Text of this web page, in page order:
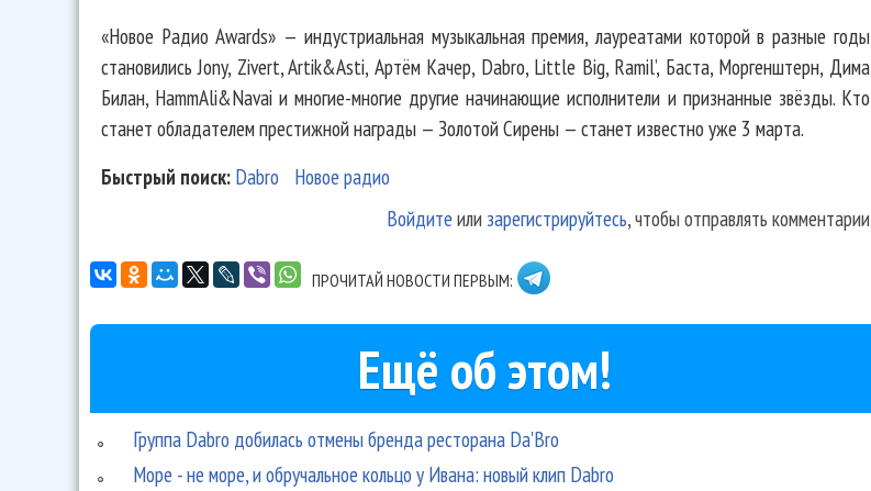
«Новое Радио Awards» — индустриальная музыкальная премия, лауреатами которой в разные годы
становились Jony, Zivert, Artik&Asti, Артём Качер, Dabro, Little Big, Ramil’, Баста, Моргенштерн, Дима
Билан, HammAli&Navai и многие-многие другие начинающие исполнители и признанные звёзды. Кто
станет обладателем престижной награды — Золотой Сирены — станет известно уже 3 марта.
Быстрый поиск: Dabro
Новое радио
Войдите или зарегистрируйтесь, чтобы отправлять комментарии
ПРОЧИТАЙ НОВОСТИ ПЕРВЫМ:
Ещё об этом!
Группа Dabro добилась отмены бренда ресторана Da'Bro
Море - не море, и обручальное кольцо у Ивана: новый клип Dabro